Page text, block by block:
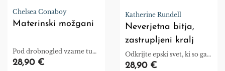
Chelsea Conaboy
Materinski možgani
Pod drobnogled vzame tudi
koncept »materinskega
28,90 €
Katherine Rundell
Neverjetna bitja,
zastrupljeni kralj
Odkrijte epski svet, ki so ga
vzljubili milijoni.
28,90 €